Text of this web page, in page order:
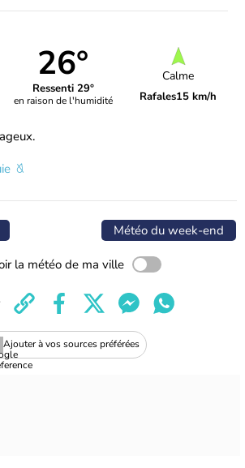
26°
Ressenti 29°
en raison de l'humidité
Calme
Rafales15 km/h
Météo du week-end
la météo de ma ville
Ajouter à vos sources préférées